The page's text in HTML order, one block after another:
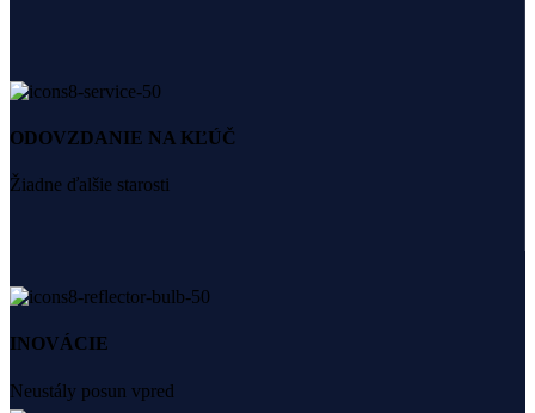
ODOVZDANIE NA KĽÚČ
Žiadne ďalšie starosti
INOVÁCIE
Neustály posun vpred